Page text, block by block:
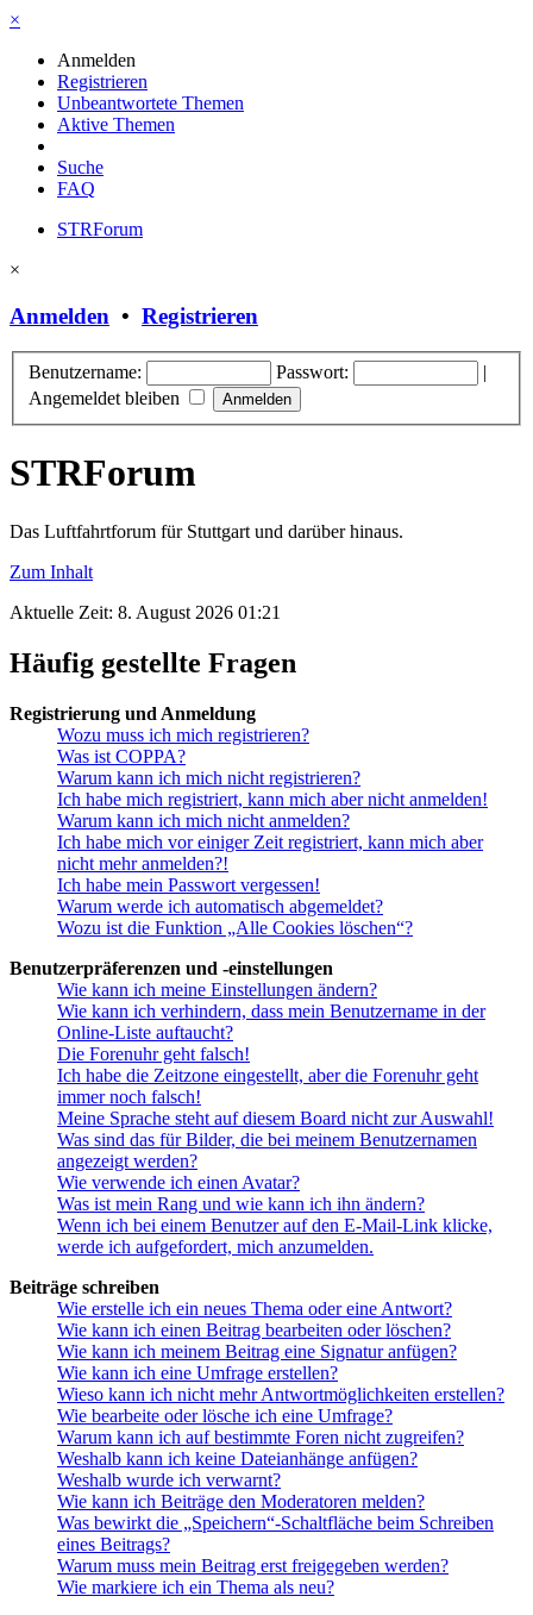
×
Anmelden
Registrieren
Unbeantwortete Themen
Aktive Themen
Suche
FAQ
STRForum
×
Anmelden • Registrieren
Benutzername: Passwort:
|
Angemeldet bleiben
STRForum
Das Luftfahrtforum für Stuttgart und darüber hinaus.
Zum Inhalt
Aktuelle Zeit: 8. August 2026 01:21
Häufig gestellte Fragen
Registrierung und Anmeldung
Wozu muss ich mich registrieren?
Was ist COPPA?
Warum kann ich mich nicht registrieren?
Ich habe mich registriert, kann mich aber nicht anmelden!
Warum kann ich mich nicht anmelden?
Ich habe mich vor einiger Zeit registriert, kann mich aber
nicht mehr anmelden?!
Ich habe mein Passwort vergessen!
Warum werde ich automatisch abgemeldet?
Wozu ist die Funktion „Alle Cookies löschen“?
Benutzerpräferenzen und -einstellungen
Wie kann ich meine Einstellungen ändern?
Wie kann ich verhindern, dass mein Benutzername in der
Online-Liste auftaucht?
Die Forenuhr geht falsch!
Ich habe die Zeitzone eingestellt, aber die Forenuhr geht
immer noch falsch!
Meine Sprache steht auf diesem Board nicht zur Auswahl!
Was sind das für Bilder, die bei meinem Benutzernamen
angezeigt werden?
Wie verwende ich einen Avatar?
Was ist mein Rang und wie kann ich ihn ändern?
Wenn ich bei einem Benutzer auf den E-Mail-Link klicke,
werde ich aufgefordert, mich anzumelden.
Beiträge schreiben
Wie erstelle ich ein neues Thema oder eine Antwort?
Wie kann ich einen Beitrag bearbeiten oder löschen?
Wie kann ich meinem Beitrag eine Signatur anfügen?
Wie kann ich eine Umfrage erstellen?
Wieso kann ich nicht mehr Antwortmöglichkeiten erstellen?
Wie bearbeite oder lösche ich eine Umfrage?
Warum kann ich auf bestimmte Foren nicht zugreifen?
Weshalb kann ich keine Dateianhänge anfügen?
Weshalb wurde ich verwarnt?
Wie kann ich Beiträge den Moderatoren melden?
Was bewirkt die „Speichern“-Schaltfläche beim Schreiben
eines Beitrags?
Warum muss mein Beitrag erst freigegeben werden?
Wie markiere ich ein Thema als neu?